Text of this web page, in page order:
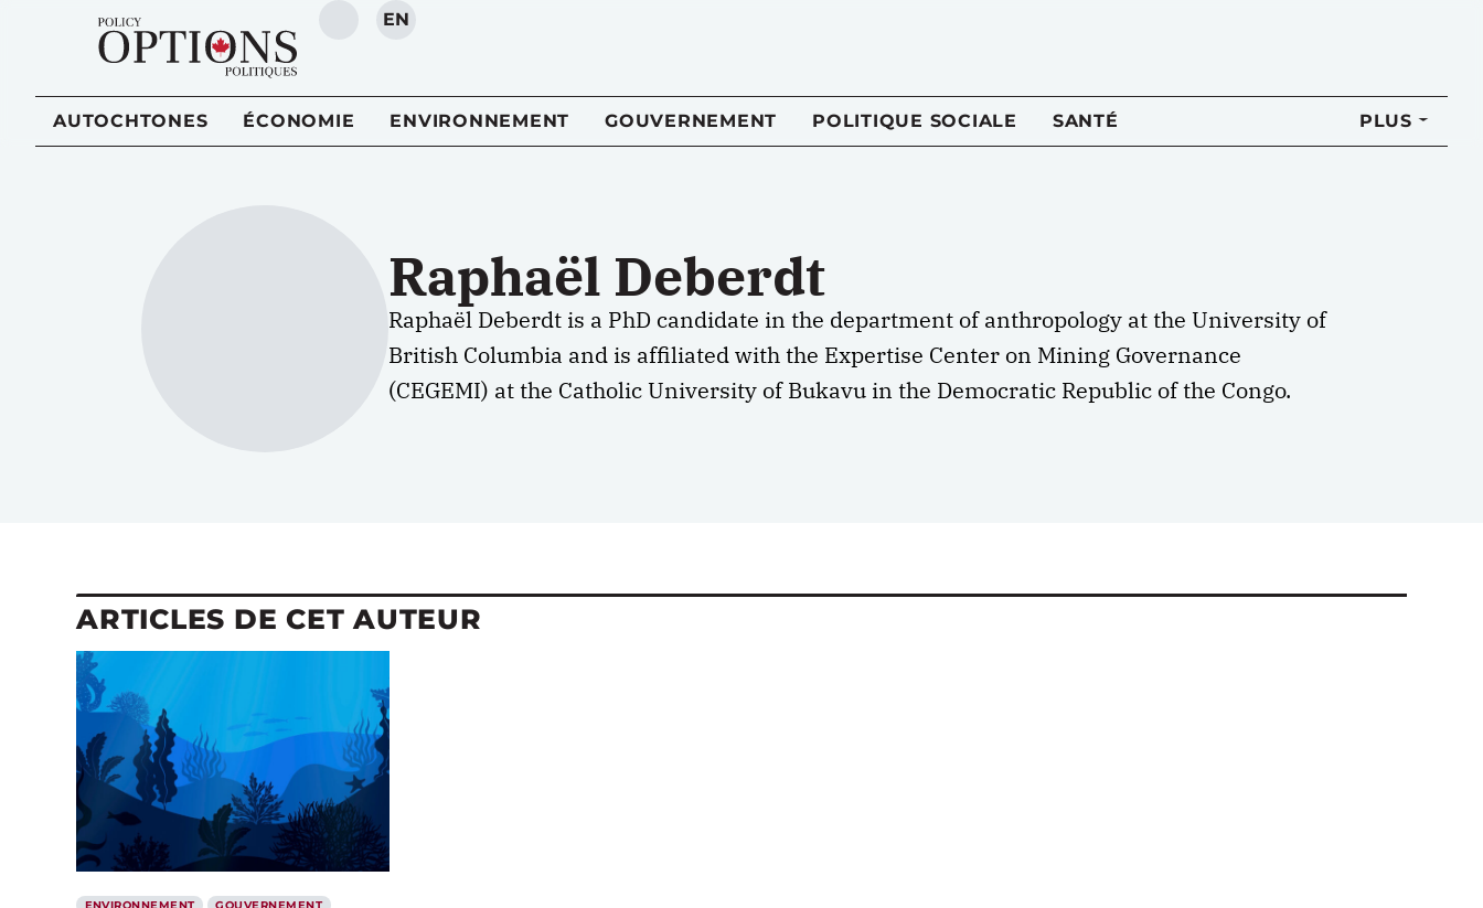
RECHERCHE
EN
AUTOCHTONES ÉCONOMIE ENVIRONNEMENT GOUVERNEMENT POLITIQUE SOCIALE SANTÉ PLUS
Raphaël Deberdt
Raphaël Deberdt is a PhD candidate in the department of anthropology at the University of
British Columbia and is affiliated with the Expertise Center on Mining Governance
(CEGEMI) at the Catholic University of Bukavu in the Democratic Republic of the Congo.
ARTICLES DE CET AUTEUR
ENVIRONNEMENT GOUVERNEMENT